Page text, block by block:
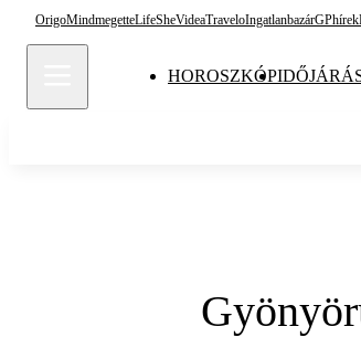
OrigoMindmegetteLifeSheVideaTraveloIngatlanbazárGPhírek
HOROSZKÓP